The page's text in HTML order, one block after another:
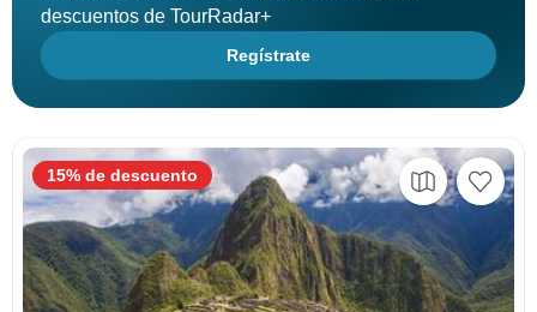
descuentos de TourRadar+
Regístrate
15% de descuento